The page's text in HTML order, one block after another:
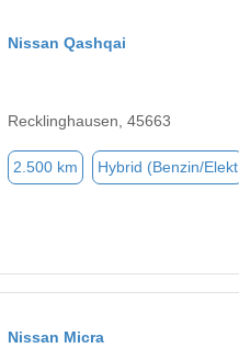
Nissan Qashqai
Recklinghausen, 45663
2.500 km Hybrid (Benzin/Elekt
Nissan Micra